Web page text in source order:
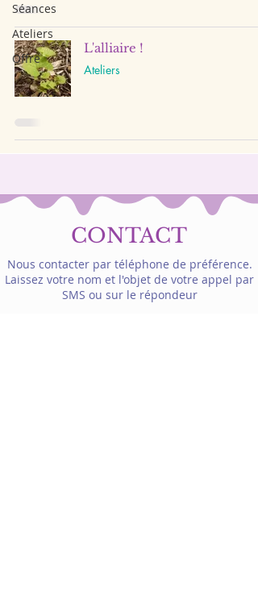
Séances
Ateliers
Offre
L'alliaire !
Ateliers
CONTACT
Nous contacter par téléphone de préférence.
Laissez votre nom et l'objet de votre appel par
SMS ou sur le répondeur